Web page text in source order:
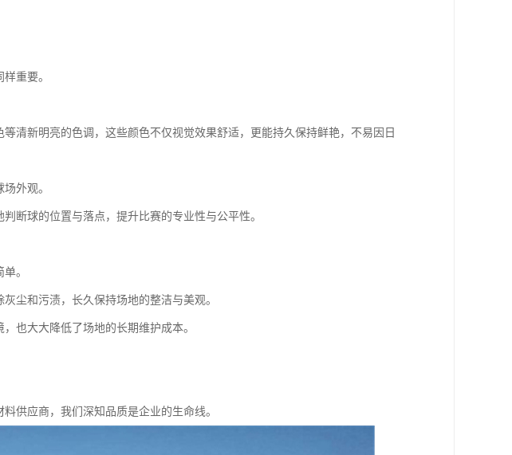
重要。
清新明亮的色调，这些颜色不仅视觉效果舒适，更能持久保持鲜艳，不易因日
外观。
断球的位置与落点，提升比赛的专业性与公平性。
。
尘和污渍，长久保持场地的整洁与美观。
也大大降低了场地的长期维护成本。
供应商，我们深知品质是企业的生命线。